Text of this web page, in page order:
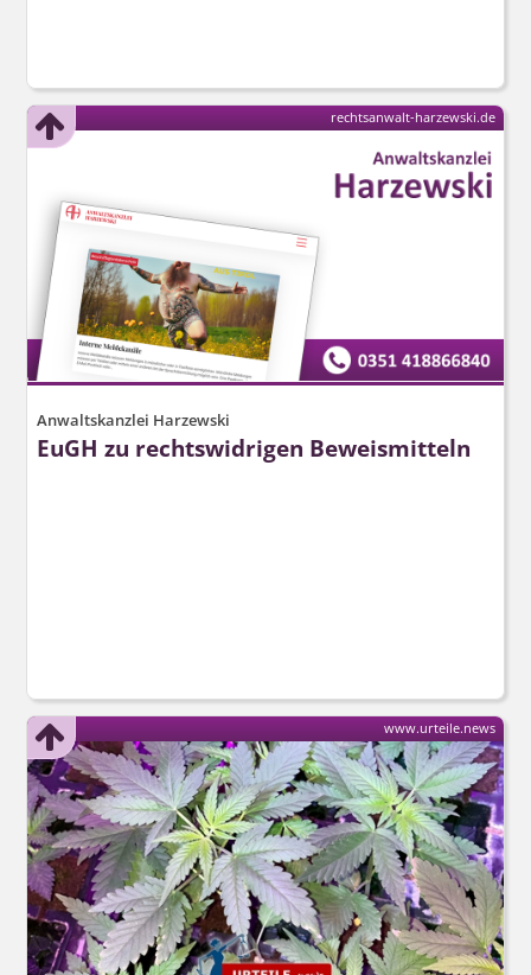
Anwaltskanzlei Harzewski
EuGH zu rechtswidrigen Beweismitteln
rechtsanwalt-harzewski.de
www.urteile.news